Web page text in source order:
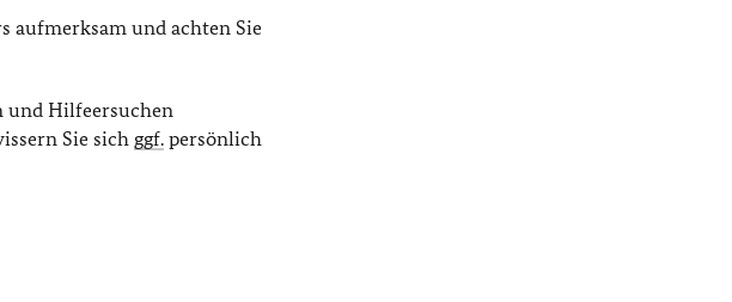
aufmerksam und achten Sie
und Hilfeersuchen
Sie sich ggf. persönlich